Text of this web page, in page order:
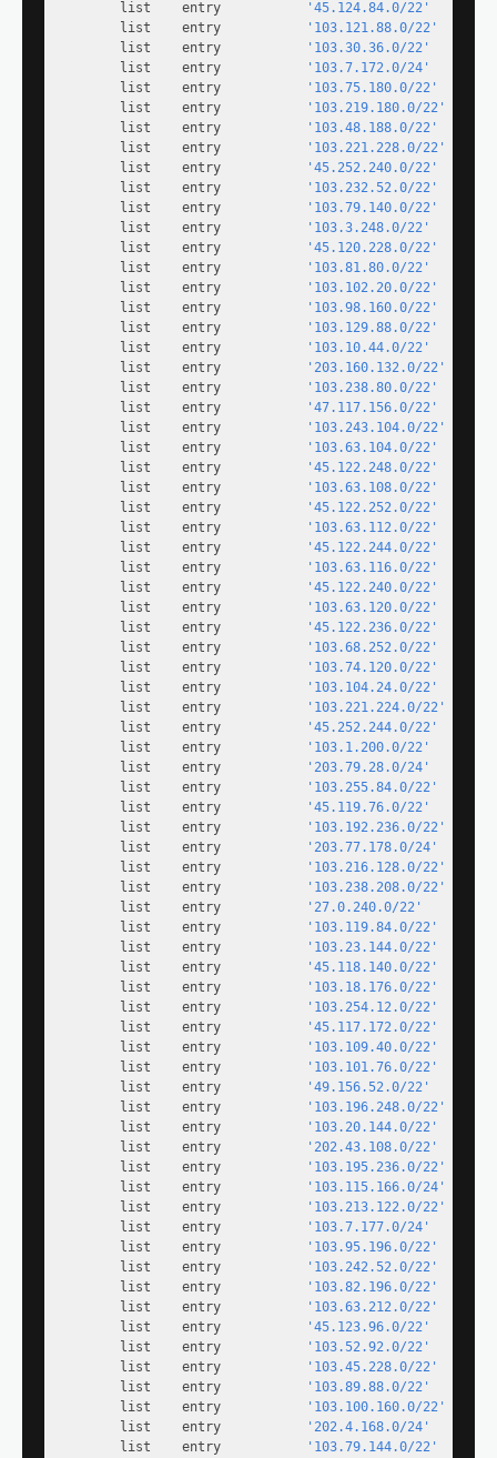
        list    entry
'45.124.84.0/22'
        list    entry
'103.121.88.0/22'
        list    entry
'103.30.36.0/22'
        list    entry
'103.7.172.0/24'
        list    entry
'103.75.180.0/22'
        list    entry
'103.219.180.0/22'
        list    entry
'103.48.188.0/22'
        list    entry
'103.221.228.0/22'
        list    entry
'45.252.240.0/22'
        list    entry
'103.232.52.0/22'
        list    entry
'103.79.140.0/22'
        list    entry
'103.3.248.0/22'
        list    entry
'45.120.228.0/22'
        list    entry
'103.81.80.0/22'
        list    entry
'103.102.20.0/22'
        list    entry
'103.98.160.0/22'
        list    entry
'103.129.88.0/22'
        list    entry
'103.10.44.0/22'
        list    entry
'203.160.132.0/22'
        list    entry
'103.238.80.0/22'
        list    entry
'47.117.156.0/22'
        list    entry
'103.243.104.0/22'
        list    entry
'103.63.104.0/22'
        list    entry
'45.122.248.0/22'
        list    entry
'103.63.108.0/22'
        list    entry
'45.122.252.0/22'
        list    entry
'103.63.112.0/22'
        list    entry
'45.122.244.0/22'
        list    entry
'103.63.116.0/22'
        list    entry
'45.122.240.0/22'
        list    entry
'103.63.120.0/22'
        list    entry
'45.122.236.0/22'
        list    entry
'103.68.252.0/22'
        list    entry
'103.74.120.0/22'
        list    entry
'103.104.24.0/22'
        list    entry
'103.221.224.0/22'
        list    entry
'45.252.244.0/22'
        list    entry
'103.1.200.0/22'
        list    entry
'203.79.28.0/24'
        list    entry
'103.255.84.0/22'
        list    entry
'45.119.76.0/22'
        list    entry
'103.192.236.0/22'
        list    entry
'203.77.178.0/24'
        list    entry
'103.216.128.0/22'
        list    entry
'103.238.208.0/22'
        list    entry
'27.0.240.0/22'
        list    entry
'103.119.84.0/22'
        list    entry
'103.23.144.0/22'
        list    entry
'45.118.140.0/22'
        list    entry
'103.18.176.0/22'
        list    entry
'103.254.12.0/22'
        list    entry
'45.117.172.0/22'
        list    entry
'103.109.40.0/22'
        list    entry
'103.101.76.0/22'
        list    entry
'49.156.52.0/22'
        list    entry
'103.196.248.0/22'
        list    entry
'103.20.144.0/22'
        list    entry
'202.43.108.0/22'
        list    entry
'103.195.236.0/22'
        list    entry
'103.115.166.0/24'
        list    entry
'103.213.122.0/22'
        list    entry
'103.7.177.0/24'
        list    entry
'103.95.196.0/22'
        list    entry
'103.242.52.0/22'
        list    entry
'103.82.196.0/22'
        list    entry
'103.63.212.0/22'
        list    entry
'45.123.96.0/22'
        list    entry
'103.52.92.0/22'
        list    entry
'103.45.228.0/22'
        list    entry
'103.89.88.0/22'
        list    entry
'103.100.160.0/22'
        list    entry
'202.4.168.0/24'
        list    entry
'103.79.144.0/22'